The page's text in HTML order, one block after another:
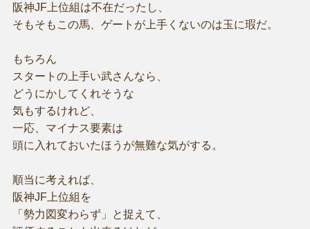
阪神JF上位組は不在だったし、
そもそもこの馬、ゲートが上手くないのは玉に瑕だ。
もちろん
スタートの上手い武さんなら、
どうにかしてくれそうな
気もするけれど、
一応、マイナス要素は
頭に入れておいたほうが無難な気がする。
順当に考えれば、
阪神JF上位組を
「勢力図変わらず」と捉えて、